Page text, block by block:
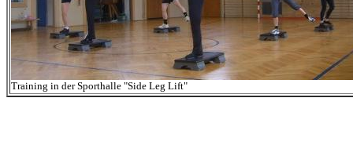
Training in der Sporthalle "Side Leg Lift"